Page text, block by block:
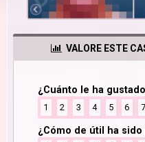
VALORE ESTE
¿Cuánto le ha
1 2 3 4 5 6 7
¿Cómo de útil ha